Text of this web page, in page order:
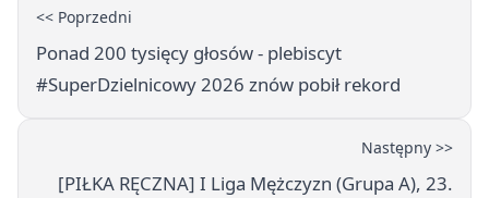
<< Poprzedni
Ponad 200 tysięcy głosów - plebiscyt
#SuperDzielnicowy 2026 znów pobił rekord
Następny >>
[PIŁKA RĘCZNA] I Liga Mężczyzn (Grupa A), 23.